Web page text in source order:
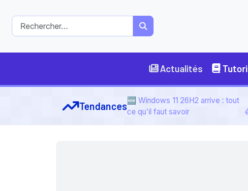
Actualités
Tendances🆕 Windows 11 26H2 arrive : tout
ce qu'il faut savoir